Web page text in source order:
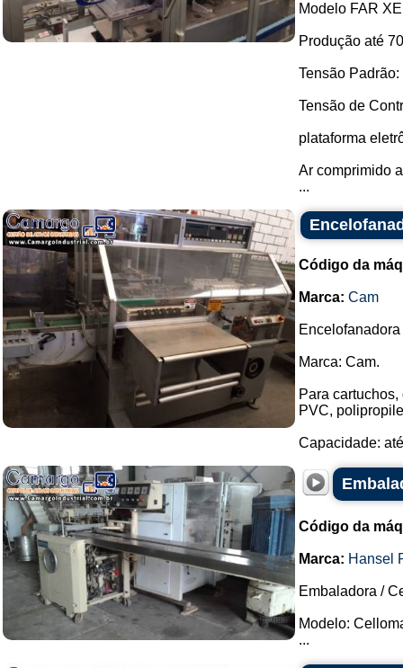
Modelo FAR
Produção até
Tensão
Tensão de
plataforma
Ar comprimido
...
Código da
Marca: Cam
Marca: Cam.
Para
PVC,
Capacidade:
Código da
Marca: Hansel
Embaladora /
Modelo:
...